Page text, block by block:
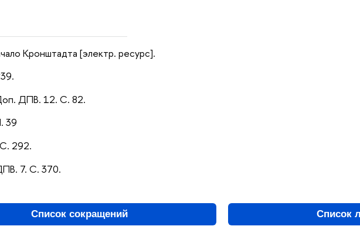
Кронштадта [электр. ресурс].
ДПВ. 12. С. 82.
39
292.
7. С. 370.
Список сокращений Список